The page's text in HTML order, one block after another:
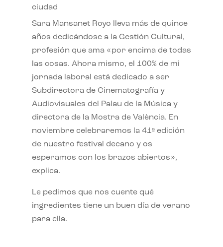
ciudad
Sara Mansanet Royo lleva más de quince
años dedicándose a la Gestión Cultural,
profesión que ama «por encima de todas
las cosas. Ahora mismo, el 100% de mi
jornada laboral está dedicado a ser
Subdirectora de Cinematografía y
Audiovisuales del Palau de la Música y
directora de la Mostra de València. En
noviembre celebraremos la 41ª edición
de nuestro festival decano y os
esperamos con los brazos abiertos»,
explica.
Le pedimos que nos cuente qué
ingredientes tiene un buen día de verano
para ella.